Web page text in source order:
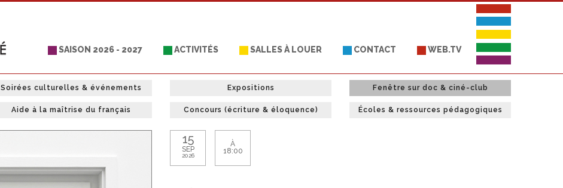
SAISON 2026 - 2027 ACTIVITÉS SALLES À LOUER CONTACT WEB.TV
Soirées culturelles & événements Expositions Fenêtre sur doc & ciné-club
Aide à la maîtrise du français Concours (écriture & éloquence) Écoles & ressources pédagogiques
15
SEP
2026
À
18:00